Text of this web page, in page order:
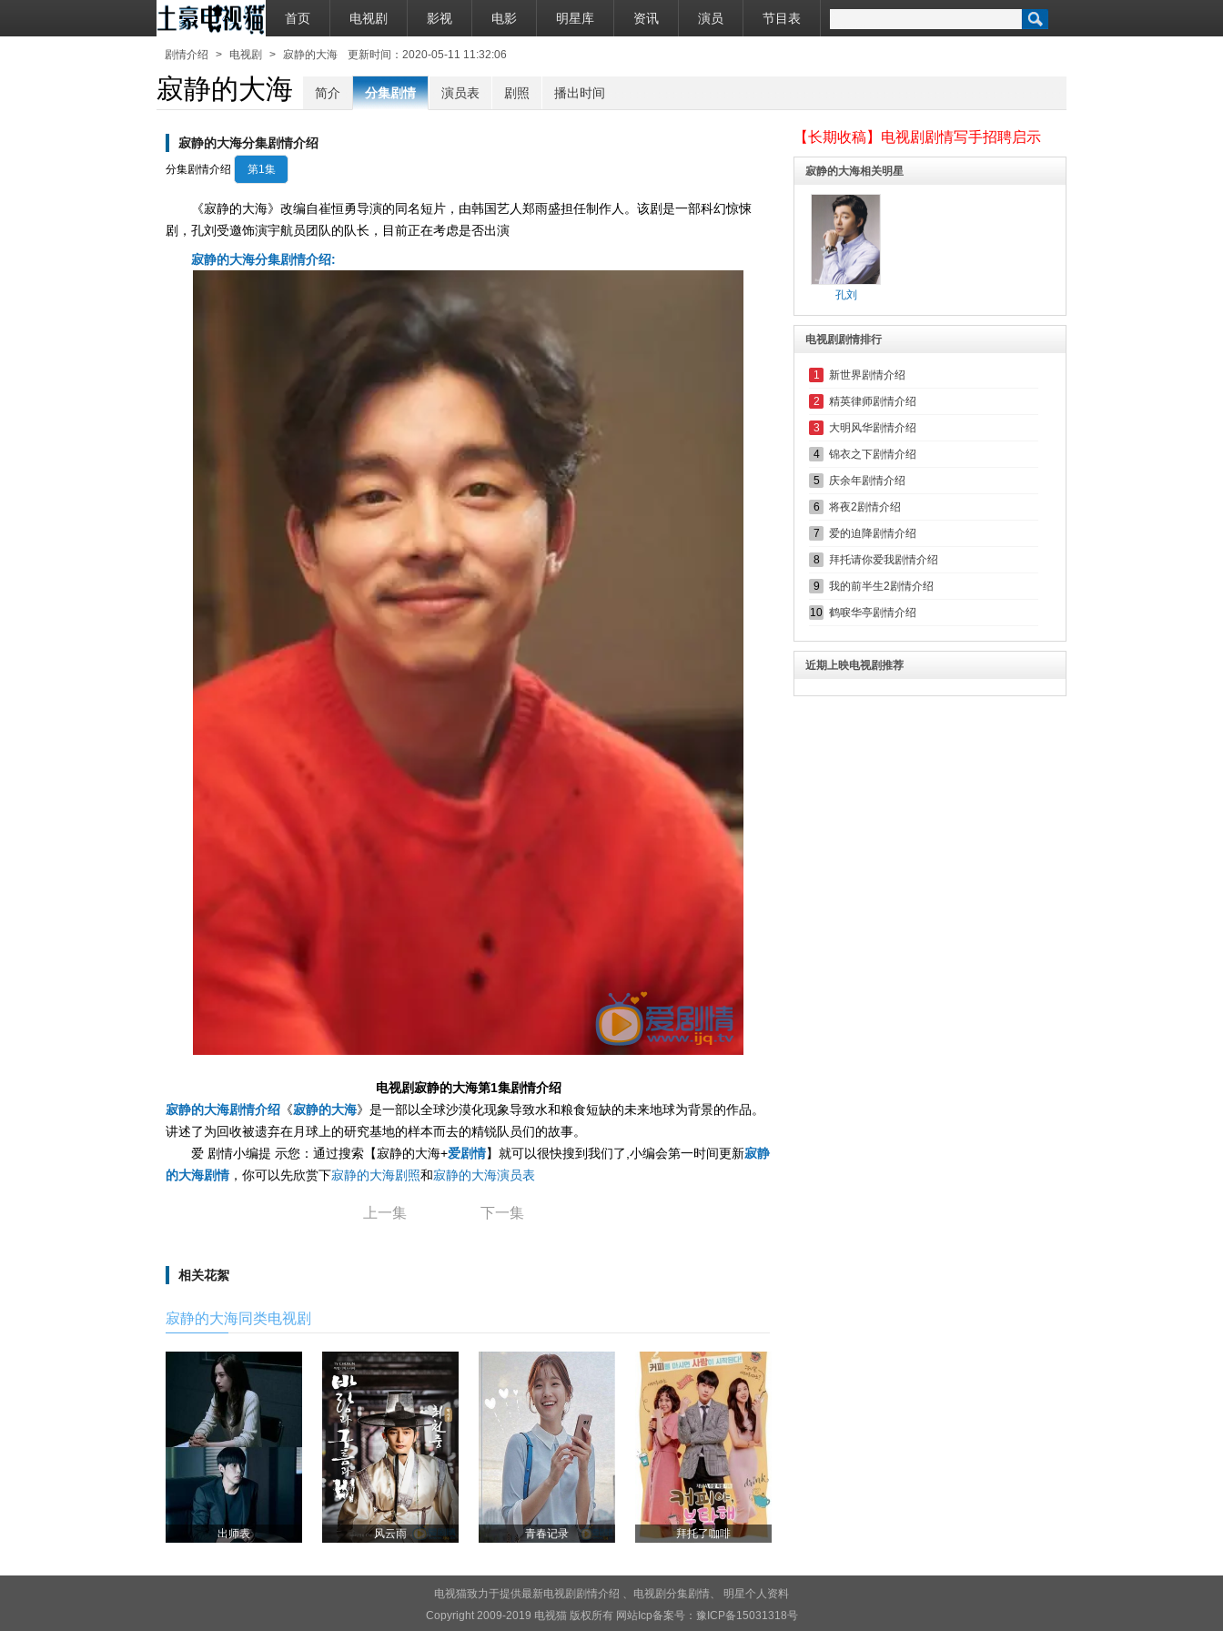
首页 电视剧 影视 电影 明星库 资讯 演员 节目表
剧情介绍 > 电视剧 > 寂静的大海 更新时间：2020-05-11 11:32:06
寂静的大海 简介 分集剧情 演员表 剧照 播出时间
寂静的大海分集剧情介绍
分集剧情介绍 第1集
《寂静的大海》改编自崔恒勇导演的同名短片，由韩国艺人郑雨盛担任制作人。该剧是一部科幻惊悚
剧，孔刘受邀饰演宇航员团队的队长，目前正在考虑是否出演
寂静的大海分集剧情介绍:
电视剧寂静的大海第1集剧情介绍
寂静的大海剧情介绍 《寂静的大海》是一部以全球沙漠化现象导致水和粮食短缺的未来地球为背景的作品。
讲述了为回收被遗弃在月球上的研究基地的样本而去的精锐队员们的故事。
爱 剧情小编提 示您：通过搜索【寂静的大海+爱剧情】就可以很快搜到我们了,小编会第一时间更新寂静
的大海剧情，你可以先欣赏下寂静的大海剧照和寂静的大海演员表
上一集 下一集
相关花絮
寂静的大海同类电视剧
出师表 风云雨 青春记录 拜托了咖啡
【长期收稿】电视剧剧情写手招聘启示
寂静的大海相关明星
孔刘
电视剧剧情排行
1 新世界剧情介绍
2 精英律师剧情介绍
3 大明风华剧情介绍
4 锦衣之下剧情介绍
5 庆余年剧情介绍
6 将夜2剧情介绍
7 爱的迫降剧情介绍
8 拜托请你爱我剧情介绍
9 我的前半生2剧情介绍
10 鹤唳华亭剧情介绍
近期上映电视剧推荐
电视猫致力于提供最新电视剧 剧情介绍 、电视剧 分集剧情、 明星个人资料
Copyright 2009-2019 电视猫 版权所有 网站Icp备案号： 豫ICP备15031318号